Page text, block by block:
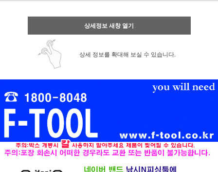
상세정보 새창 열기
상세 정보를 확대해 보실 수 있습니다.